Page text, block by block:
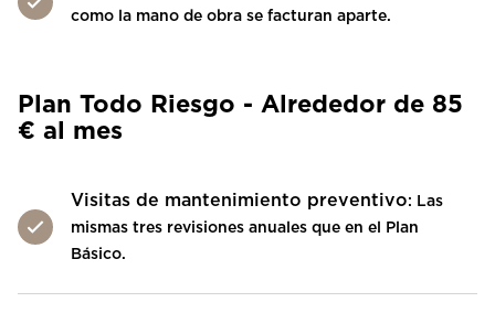
como la mano de obra se facturan aparte.
Plan Todo Riesgo - Alrededor de 85
€ al mes
Visitas de mantenimiento preventivo: Las
mismas tres revisiones anuales que en el Plan
Básico.